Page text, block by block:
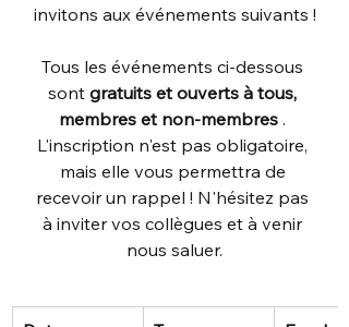
invitons aux événements suivants !
Tous les événements ci-dessous
sont gratuits et ouverts à tous,
membres et non-membres .
L'inscription n'est pas obligatoire,
mais elle vous permettra de
recevoir un rappel ! N'hésitez pas
à inviter vos collègues et à venir
nous saluer.